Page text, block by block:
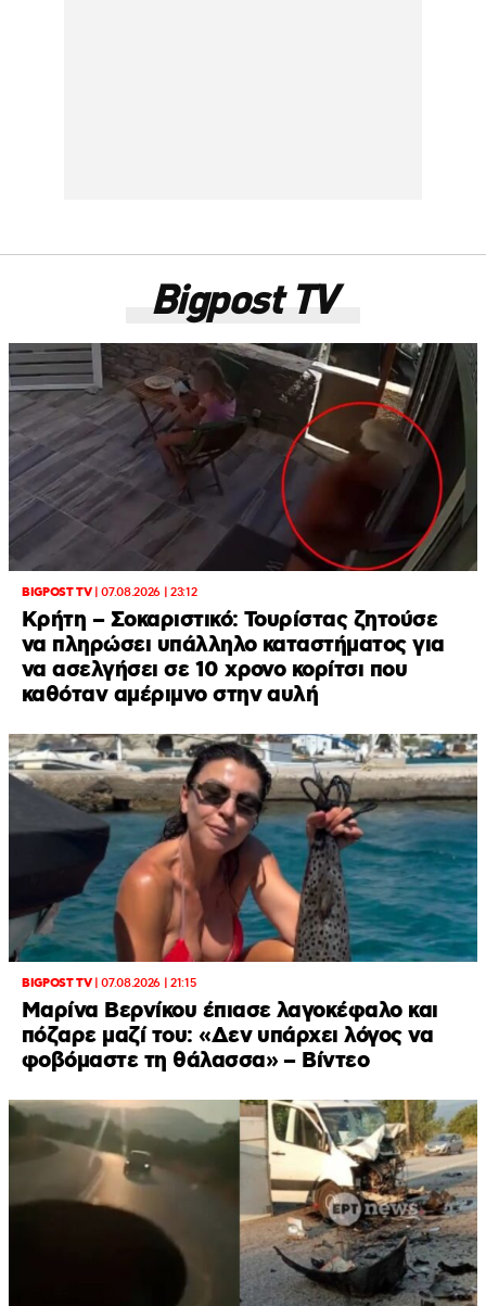
Bigpost TV
BIGPOST TV|07.08.2026 | 23:12
Κρήτη – Σοκαριστικό: Τουρίστας ζητούσε
να πληρώσει υπάλληλο καταστήματος για
να ασελγήσει σε 10 χρονο κορίτσι που
καθόταν αμέριμνο στην αυλή
BIGPOST TV|07.08.2026 | 21:15
Μαρίνα Βερνίκου έπιασε λαγοκέφαλο και
πόζαρε μαζί του: «Δεν υπάρχει λόγος να
φοβόμαστε τη θάλασσα» – Βίντεο